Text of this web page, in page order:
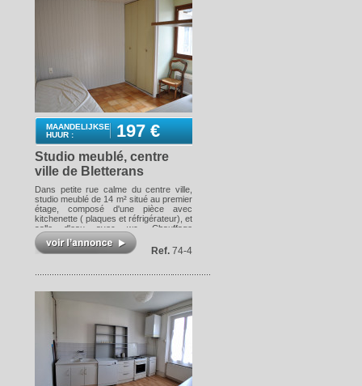
MAANDELIJKSE
HUUR :
197 €
Studio meublé, centre
ville de Bletterans
Dans petite rue calme du centre ville,
studio meublé de 14 m² situé au premier
étage, composé d'une pièce avec
kitchenette ( plaques et réfrigérateur), et
salle d'eau avec wc. Chauffage
électrique. DISPONIBLE Les
informations sur les risques auxquels
ce bien est exposé sont disponibles sur
www.georisques.gouv.fr
Ref. 74-4